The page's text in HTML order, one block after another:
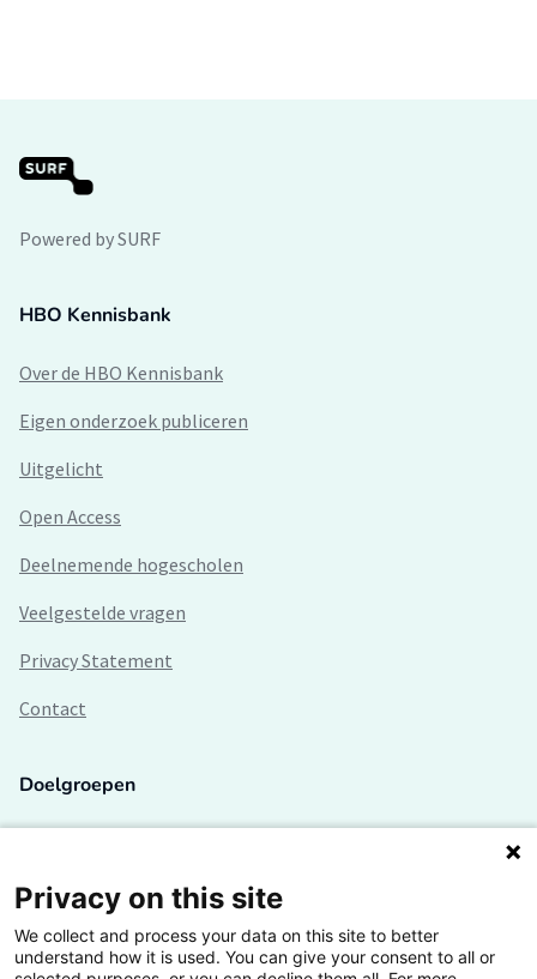
Powered by SURF
HBO Kennisbank
Over de HBO Kennisbank
Eigen onderzoek publiceren
Uitgelicht
Open Access
Deelnemende hogescholen
Veelgestelde vragen
Privacy Statement
Contact
Doelgroepen
Lectoren en onderzoekers
Bedrijven
Privacy on this site
We collect and process your data on this site to better
understand how it is used. You can give your consent to all or